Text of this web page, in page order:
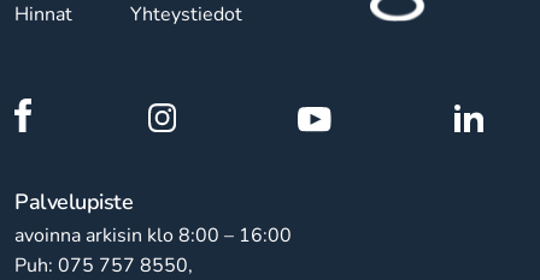
Hinnat
Yhteystiedot
Palvelupiste
avoinna arkisin klo 8:00 – 16:00
Puh: 075 757 8550,